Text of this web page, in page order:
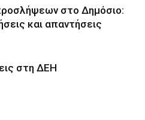
στο Δημόσιο:
και απαντήσεις
στη ΔΕΗ